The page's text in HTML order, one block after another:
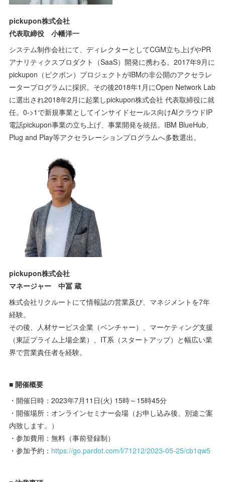
pickupon株式会社
代表取締役 小幡洋一
システム制作会社にて、ディレクターとしてCGM立ち上げやPR
アナリティクスプロダクト（SaaS）開発に携わる。2017年9月に
pickupon（ピクポン）プロジェクトがIBMの非公開のアクセラレ
ータープログラムに採択。その後2018年1月にOpen Network Lab
に選出され2018年2月に起業しpickupon株式会社 代表取締役に就
任。0->1で新規事業としてインサイドセールス向けAIクラウドIP
電話pickupon事業の立ち上げ、事業開発を統括。IBM BlueHub、
Plug and Play等アクセラレーションプログラムへ多数選出。
pickupon株式会社
マネージャー 中冨 蔵
株式会社リクルートにて情報誌の営業及び、マネジメントを7年
経験。
その後、人材サービス企業（ベンチャー）、マーケティング支援
（東証プライム上場企業）、IT系（スタートアップ）と幅広い業
界で営業責任者を経験。
■ 開催概要
・開催日時：2023年7月11日(火) 15時～15時45分
・開催場所：オンラインセミナー会場（お申し込み後、別途ご案
内致します。）
・参加費用：無料（事前登録制）
・参加予約： https://go.pardot.com/l/71212/2023-05-25/cb1qw5